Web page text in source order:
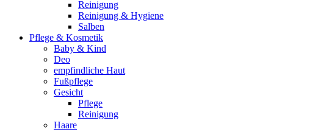
Reinigung
Reinigung & Hygiene
Salben
Pflege & Kosmetik
Baby & Kind
Deo
empfindliche Haut
Fußpflege
Gesicht
Pflege
Reinigung
Haare